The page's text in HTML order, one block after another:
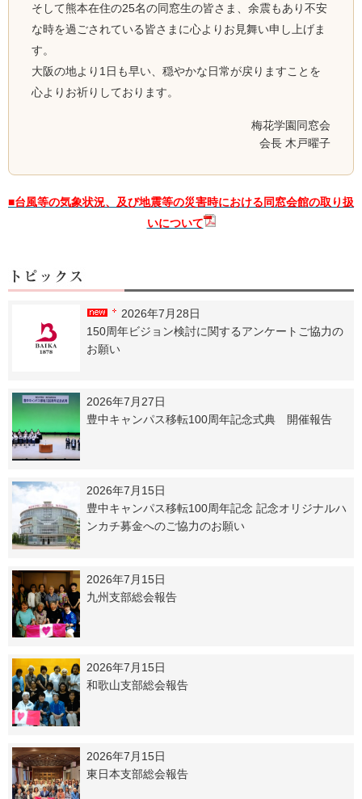
そして熊本在住の25名の同窓生の皆さま、余震もあり不安
な時を過ごされている皆さまに心よりお見舞い申し上げま
す。
大阪の地より1日も早い、穏やかな日常が戻りますことを
心よりお祈りしております。
梅花学園同窓会
会長 木戸曜子
■台風等の気象状況、及び地震等の災害時における同窓会館の取り扱
いについて
2026年7月28日
150周年ビジョン検討に関するアンケートご協力の
お願い
2026年7月27日
豊中キャンパス移転100周年記念式典 開催報告
2026年7月15日
豊中キャンパス移転100周年記念 記念オリジナルハ
ンカチ募金へのご協力のお願い
2026年7月15日
九州支部総会報告
2026年7月15日
和歌山支部総会報告
2026年7月15日
東日本支部総会報告